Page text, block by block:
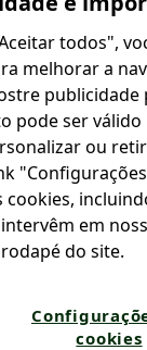
todos",
melhorar a
publicidade
pode ser
ou
cookies,
em
do site.
cookies